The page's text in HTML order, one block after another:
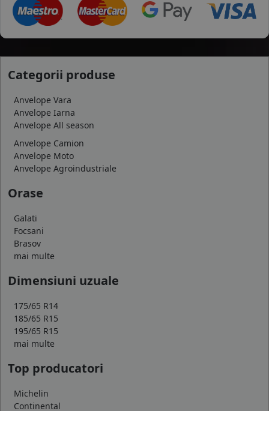
Categorii produse
Anvelope Vara
Anvelope Iarna
Anvelope All season
Anvelope Camion
Anvelope Moto
Anvelope Agroindustriale
Orase
Galati
Focsani
Brasov
mai multe
Dimensiuni uzuale
175/65 R14
185/65 R15
195/65 R15
mai multe
Top producatori
Michelin
Continental